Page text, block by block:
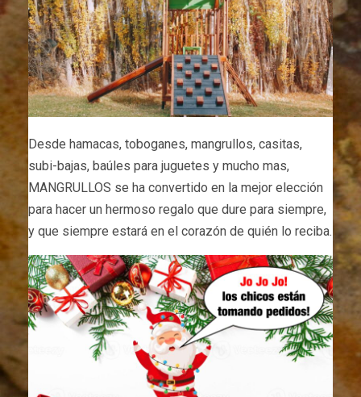
Desde hamacas, toboganes, mangrullos, casitas,
subi-bajas, baúles para juguetes y mucho mas,
MANGRULLOS se ha convertido en la mejor elección
para hacer un hermoso regalo que dure para siempre,
y que siempre estará en el corazón de quién lo reciba.